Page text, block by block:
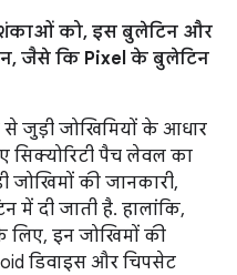
को, इस बुलेटिन और
जैसे कि Pixel के बुलेटिन
से जुड़ी जोखिमियों के आधार
सिक्योरिटी पैच लेवल का
जोखिमों की जानकारी,
में दी जाती है. हालांकि,
लिए, इन जोखिमों की
डिवाइस और चिपसेट